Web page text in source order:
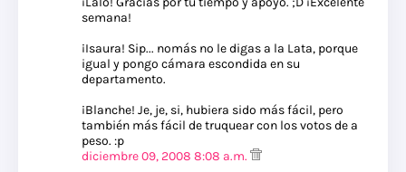
semana!
¡Isaura! Sip... nomás no le digas a la Lata, porque
igual y pongo cámara escondida en su
departamento.
¡Blanche! Je, je, si, hubiera sido más fácil, pero
también más fácil de truquear con los votos de a
peso. :p
diciembre 09, 2008 8:08 a.m.